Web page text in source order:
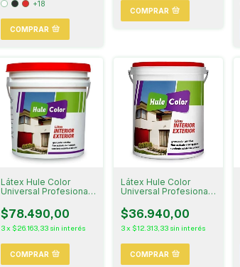
+18
COMPRAR
COMPRAR
Látex Hule Color
Universal Profesional
$78.490,00
3x $26.163,33 sin interés
COMPRAR
Látex Hule Color
Universal Profesional
$36.940,00
3x $12.313,33 sin interés
COMPRAR